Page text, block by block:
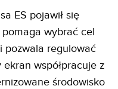
ES pojawił się
pomaga wybrać cel
pozwala regulować
współpracuje z
środowisko